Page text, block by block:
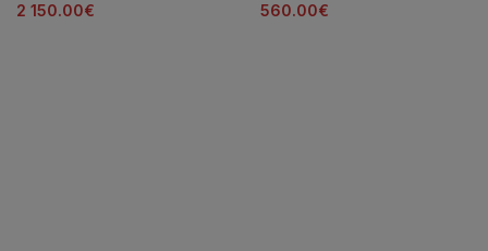
2 150.00€ 560.00€